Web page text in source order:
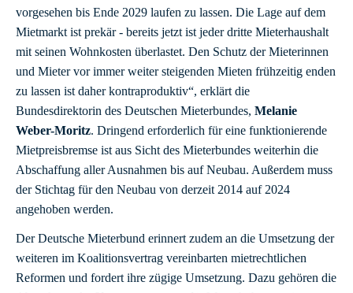
vorgesehen bis Ende 2029 laufen zu lassen. Die Lage auf dem
Mietmarkt ist prekär - bereits jetzt ist jeder dritte Mieterhaushalt
mit seinen Wohnkosten überlastet. Den Schutz der Mieterinnen
und Mieter vor immer weiter steigenden Mieten frühzeitig enden
zu lassen ist daher kontraproduktiv“, erklärt die
Bundesdirektorin des Deutschen Mieterbundes, Melanie
Weber-Moritz. Dringend erforderlich für eine funktionierende
Mietpreisbremse ist aus Sicht des Mieterbundes weiterhin die
Abschaffung aller Ausnahmen bis auf Neubau. Außerdem muss
der Stichtag für den Neubau von derzeit 2014 auf 2024
angehoben werden.
Der Deutsche Mieterbund erinnert zudem an die Umsetzung der
weiteren im Koalitionsvertrag vereinbarten mietrechtlichen
Reformen und fordert ihre zügige Umsetzung. Dazu gehören die